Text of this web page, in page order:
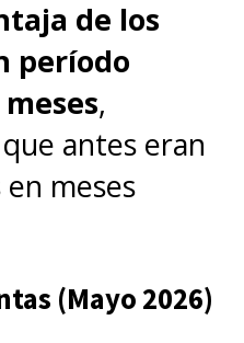
de los
período
,
antes eran
meses
(Mayo 2026)